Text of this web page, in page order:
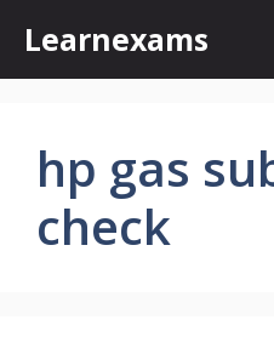
content
Learnexams
hp gas
check